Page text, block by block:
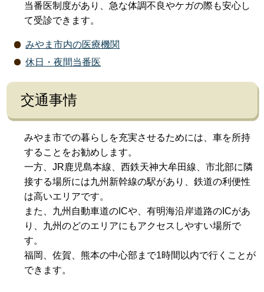
当番医制度があり、急な体調不良やケガの際も安心し
て受診できます。
みやま市内の医療機関
休日・夜間当番医
交通事情
みやま市での暮らしを充実させるためには、車を所持
することをお勧めします。
一方、JR鹿児島本線、西鉄天神大牟田線、市北部に隣
接する場所には九州新幹線の駅があり、鉄道の利便性
は高いエリアです。
また、九州自動車道のICや、有明海沿岸道路のICがあ
り、九州のどのエリアにもアクセスしやすい場所で
す。
福岡、佐賀、熊本の中心部まで1時間以内で行くことが
できます。